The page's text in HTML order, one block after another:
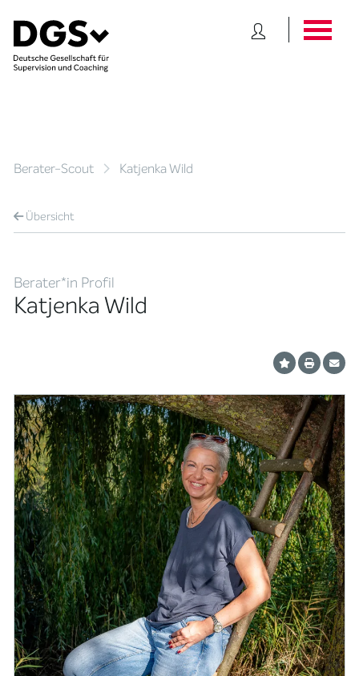
Berater-Scout Katjenka Wild
Übersicht
Berater*in Profil
Katjenka Wild